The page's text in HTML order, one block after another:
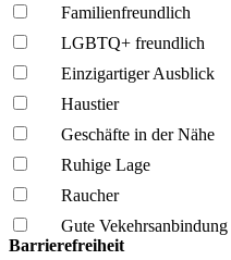
Familien­freundlich
LGBTQ+ freundlich
Einzigartiger Ausblick
Haustier
Geschäfte in der Nähe
Ruhige Lage
Raucher
Gute Vekehrsanbindung
Barrierefreiheit